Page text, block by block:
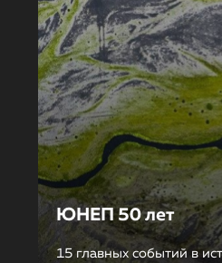
ЮНЕП 50 лет
15 главных событий в